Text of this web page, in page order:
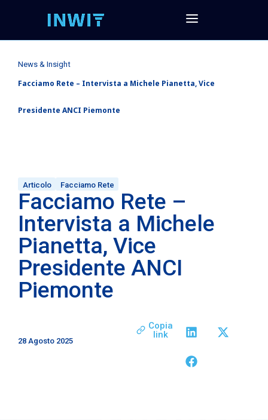
News & Insight
Facciamo Rete – Intervista a Michele Pianetta, Vice
Presidente ANCI Piemonte
Articolo Facciamo Rete
Facciamo Rete –
Intervista a Michele
Pianetta, Vice
Presidente ANCI
Piemonte
28 Agosto 2025
Copia
link